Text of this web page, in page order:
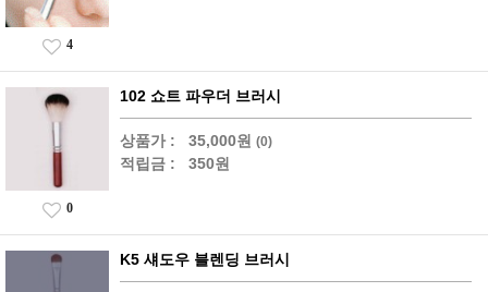
4
102 쇼트 파우더 브러시
상품가 : 35,000원 (0)
적립금 : 350원
0
K5 섀도우 블렌딩 브러시